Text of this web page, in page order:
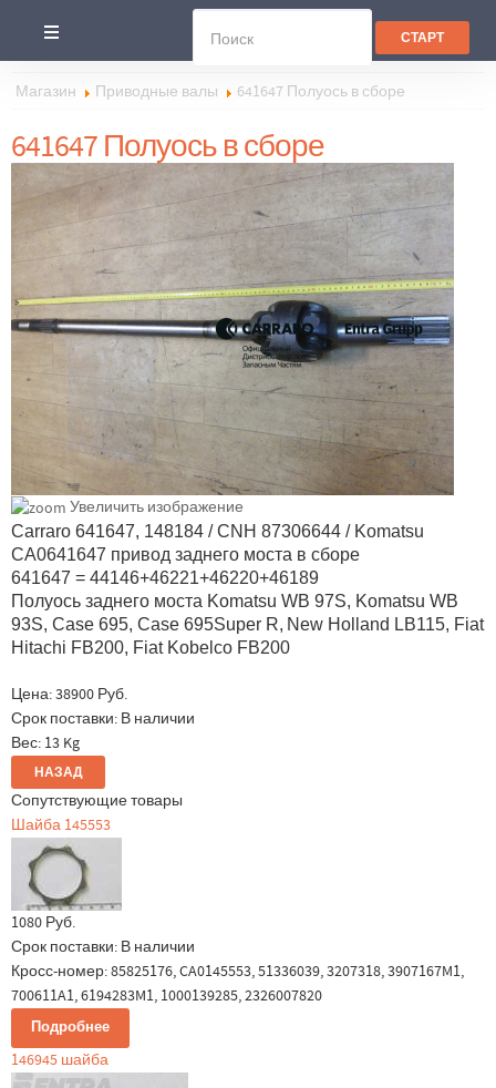
Магазин Приводные валы 641647 Полуось в сборе
641647 Полуось в сборе
Увеличить изображение
Carraro 641647, 148184 / CNH 87306644 / Komatsu
CA0641647 привод заднего моста в сборе
641647 = 44146+46221+46220+46189
Полуось заднего моста Komatsu WB 97S, Komatsu WB
93S, Case 695, Case 695Super R, New Holland LB115, Fiat
Hitachi FB200, Fiat Kobelco FB200
Цена:38900 Руб.
Срок поставки: В наличии
Вес: 13 Kg
Сопутствующие товары
Шайба 145553
1080 Руб.
Срок поставки: В наличии
Кросс-номер: 85825176, CA0145553, 51336039, 3207318, 3907167M1,
700611A1, 6194283M1, 1000139285, 2326007820
Подробнее
146945 шайба